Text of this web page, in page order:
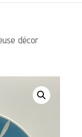
décor